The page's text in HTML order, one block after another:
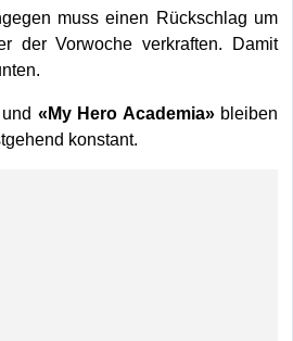
muss einen Rückschlag um
der Vorwoche verkraften. Damit
«My Hero Academia»bleiben
konstant.